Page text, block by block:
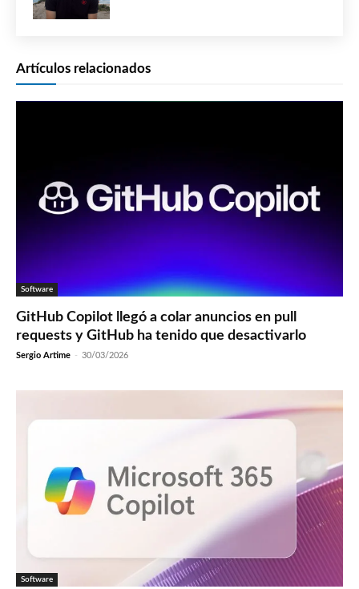
Artículos relacionados
Software
GitHub Copilot llegó a colar anuncios en pull
requests y GitHub ha tenido que desactivarlo
Sergio Artime - 30/03/2026
Software